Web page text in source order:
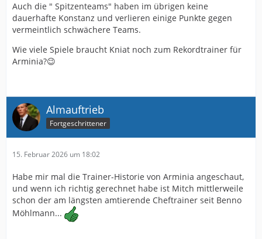
Auch die " Spitzenteams" haben im übrigen keine
dauerhafte Konstanz und verlieren einige Punkte gegen
vermeintlich schwächere Teams.
Wie viele Spiele braucht Kniat noch zum Rekordtrainer für
Arminia?😉
Almauftrieb
Fortgeschrittener
15. Februar 2026 um 18:02
Habe mir mal die Trainer-Historie von Arminia angeschaut,
und wenn ich richtig gerechnet habe ist Mitch mittlerweile
schon der am längsten amtierende Cheftrainer seit Benno
Möhlmann...